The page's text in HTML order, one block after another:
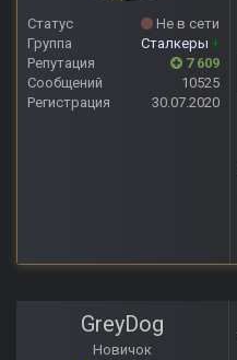
Статус
Не в сети
Группа
Сталкеры +
Репутация
7 609
Сообщений
10525
Регистрация
30.07.2020
GreyDog
Новичок